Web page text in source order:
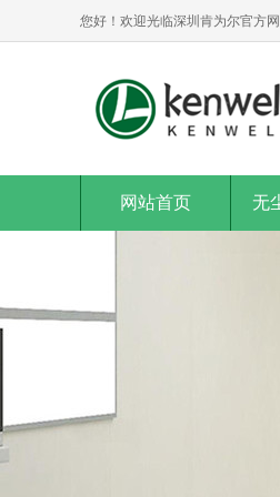
您好！欢迎光临深圳肯为尔官方
网站首页 无